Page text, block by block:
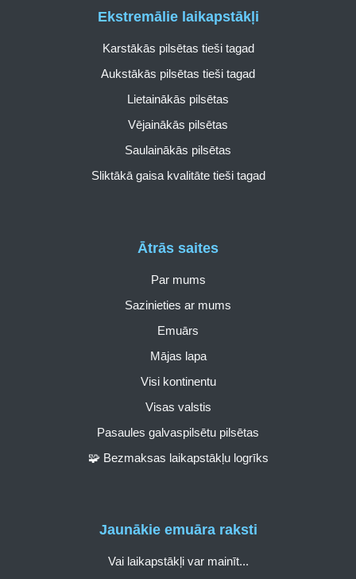
Ātrās saites
Par mums
Sazinieties ar mums
Emuārs
Mājas lapa
Visi kontinentu
Visas valstis
Pasaules galvaspilsētu pilsētas
🧩 Bezmaksas laikapstākļu logrīks
Ekstremālie laikapstākļi
Karstākās pilsētas tieši tagad
Aukstākās pilsētas tieši tagad
Lietainākās pilsētas
Vējainākās pilsētas
Saulainākās pilsētas
Sliktākā gaisa kvalitāte tieši tagad
Jaunākie emuāra raksti
Vai laikapstākļi var mainīt...